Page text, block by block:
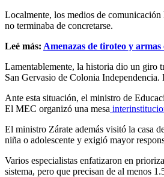
Localmente, los medios de comunicación
no terminaba de concretarse.
Leé más: Amenazas de tiroteo y armas
Lamentablemente, la historia dio un giro
San Gervasio de Colonia Independencia.
Ante esta situación, el ministro de
El MEC organizó una mesa
El ministro Zárate además visitó la casa
niña o adolescente y exigió mayor
Varios especialistas enfatizaron en
sistema, pero que precisan de al menos